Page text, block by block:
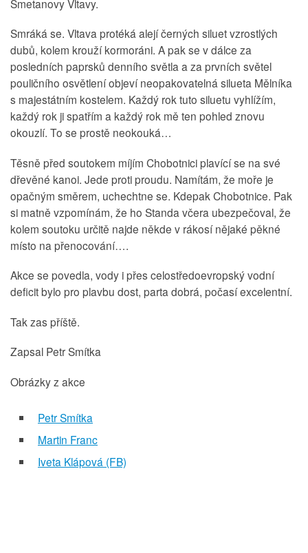
Smetanovy Vltavy.
Smráká se. Vltava protéká alejí černých siluet vzrostlých
dubů, kolem krouží kormoráni. A pak se v dálce za
posledních paprsků denního světla a za prvních světel
pouličního osvětlení objeví neopakovatelná silueta Mělníka
s majestátním kostelem. Každý rok tuto siluetu vyhlížím,
každý rok ji spatřím a každý rok mě ten pohled znovu
okouzlí. To se prostě neokouká…
Těsně před soutokem míjím Chobotnici plavící se na své
dřevěné kanoi. Jede proti proudu. Namítám, že moře je
opačným směrem, uchechtne se. Kdepak Chobotnice. Pak
si matně vzpomínám, že ho Standa včera ubezpečoval, že
kolem soutoku určitě najde někde v rákosí nějaké pěkné
místo na přenocování….
Akce se povedla, vody i přes celostředoevropský vodní
deficit bylo pro plavbu dost, parta dobrá, počasí excelentní.
Tak zas příště.
Zapsal Petr Smítka
Obrázky z akce
Petr Smítka
Martin Franc
Iveta Klápová (FB)